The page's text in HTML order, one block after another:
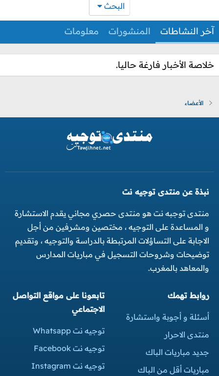
البحث
آخر النشاطات المنشورات معلومات
خلاصة الأخبار فارغة حاليا.
الأعضاء
نبذة عن منتدى توجيه نت
منتدى توجبه نت هو منتدى حصري مجاني يقدم الاستشارة
و المساعدة على التوجيه ، مختصين ومشرفين من أجل
الاجابة على التساؤلات المرتبطة بالدراسة والتوجيه ، وتقديم
توضيحات وشروحات التسجيل في مباريات المدارس
والمعاهد بالمغرب.
روابط تهمك
أسئلة و أجوبة واستشارة
منتدى الاحرار
جديد مباريات الباك
مباريات أقل من الباك
تابعونا على مواقع التواصل
الاجتماعي
توجيه نت Whatsapp
توجيه نت Facebook
توجيه نت Instagram